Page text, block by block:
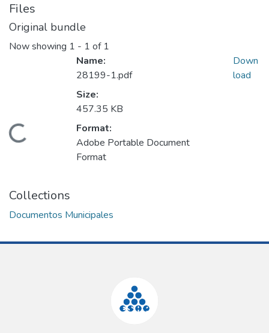
Files
Original bundle
Now showing 1 - 1 of 1
Loading...
Name:
28199-1.pdf
Size:
457.35 KB
Format:
Adobe Portable Document
Format
Down
load
Collections
Documentos Municipales